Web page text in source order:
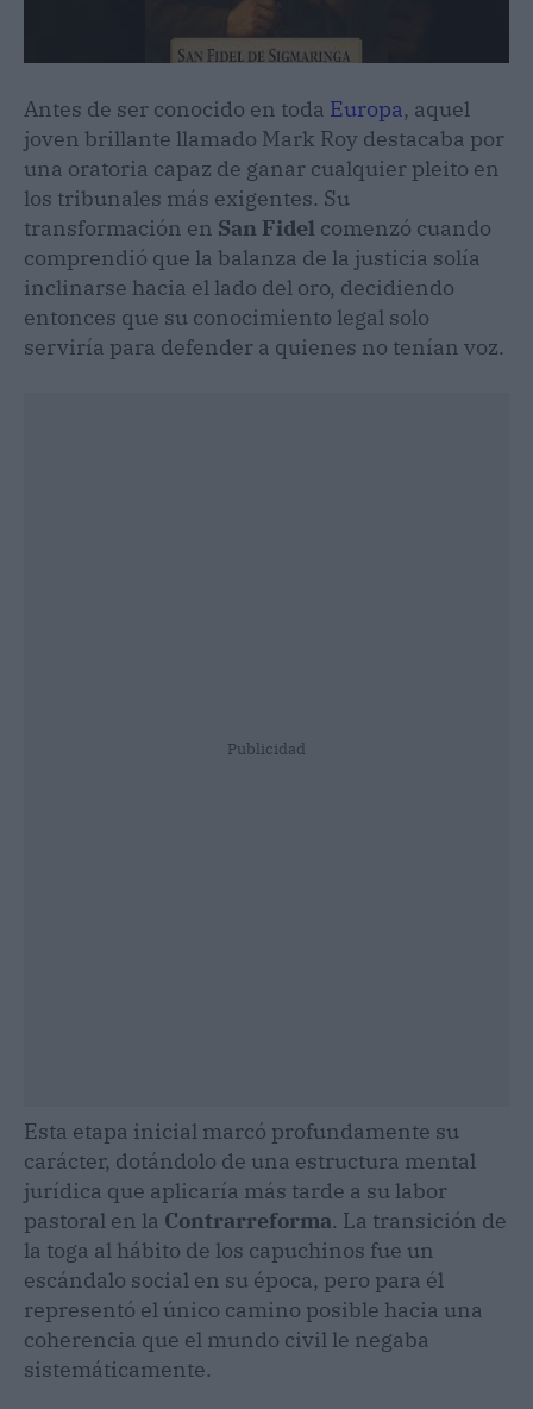
Antes de ser conocido en toda Europa, aquel
joven brillante llamado Mark Roy destacaba por
una oratoria capaz de ganar cualquier pleito en
los tribunales más exigentes. Su
transformación en San Fidel comenzó cuando
comprendió que la balanza de la justicia solía
inclinarse hacia el lado del oro, decidiendo
entonces que su conocimiento legal solo
serviría para defender a quienes no tenían voz.
Publicidad
Esta etapa inicial marcó profundamente su
carácter, dotándolo de una estructura mental
jurídica que aplicaría más tarde a su labor
pastoral en la Contrarreforma. La transición de
la toga al hábito de los capuchinos fue un
escándalo social en su época, pero para él
representó el único camino posible hacia una
coherencia que el mundo civil le negaba
sistemáticamente.